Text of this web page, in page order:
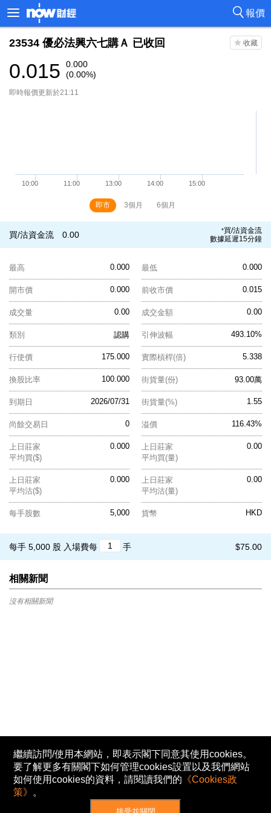
報價
23534 優必法興六七購Ａ 已收回
0.015
0.000
(0.00%)
即時報價更新於21:11
即市 3個月 6個月
買/沽資金流 0.00 *買/沽資金流
數據延遲15分鐘
0.000
最高 0.000
最低
0.000
開市價 0.015
前收市價
0.00
成交量 0.00
成交金額
認購
類別 493.10%
引伸波幅
175.000
行使價 5.338
實際槓桿(倍)
100.000
換股比率 93.00萬
街貨量(份)
2026/07/31
到期日 1.55
街貨量(%)
0
尚餘交易日 116.43%
溢價
0.000
上日莊家
平均買($)
0.00
上日莊家
平均買(量)
0.000
上日莊家
平均沽($)
0.00
上日莊家
平均沽(量)
5,000
每手股數 HKD
貨幣
$75.00
每手 5,000 股 入場費每 手
相關新聞
沒有相關新聞
繼續訪問/使用本網站，即表示閣下同意其使用cookies。
要了解更多有關閣下如何管理cookies設置以及我們網站
如何使用cookies的資料，請閱讀我們的 《Cookies政
策》 。